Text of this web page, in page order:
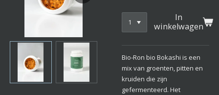
In
winkelwagen
Bio-Ron bio Bokashi is een
mix van groenten, pitten en
kruiden die zijn
gefermenteerd. Het